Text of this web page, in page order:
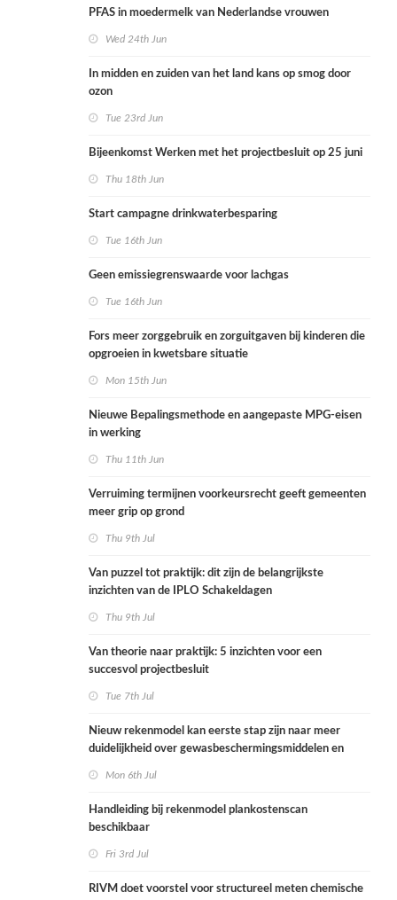
PFAS in moedermelk van Nederlandse vrouwen
Wed 24th Jun
In midden en zuiden van het land kans op smog door
ozon
Tue 23rd Jun
Bijeenkomst Werken met het projectbesluit op 25 juni
Thu 18th Jun
Start campagne drinkwaterbesparing
Tue 16th Jun
Geen emissiegrenswaarde voor lachgas
Tue 16th Jun
Fors meer zorggebruik en zorguitgaven bij kinderen die
opgroeien in kwetsbare situatie
Mon 15th Jun
Nieuwe Bepalingsmethode en aangepaste MPG-eisen
in werking
Thu 11th Jun
Verruiming termijnen voorkeursrecht geeft gemeenten
meer grip op grond
Thu 9th Jul
Van puzzel tot praktijk: dit zijn de belangrijkste
inzichten van de IPLO Schakeldagen
Thu 9th Jul
Van theorie naar praktijk: 5 inzichten voor een
succesvol projectbesluit
Tue 7th Jul
Nieuw rekenmodel kan eerste stap zijn naar meer
duidelijkheid over gewasbeschermingsmiddelen en
Mon 6th Jul
Handleiding bij rekenmodel plankostenscan
beschikbaar
Fri 3rd Jul
RIVM doet voorstel voor structureel meten chemische